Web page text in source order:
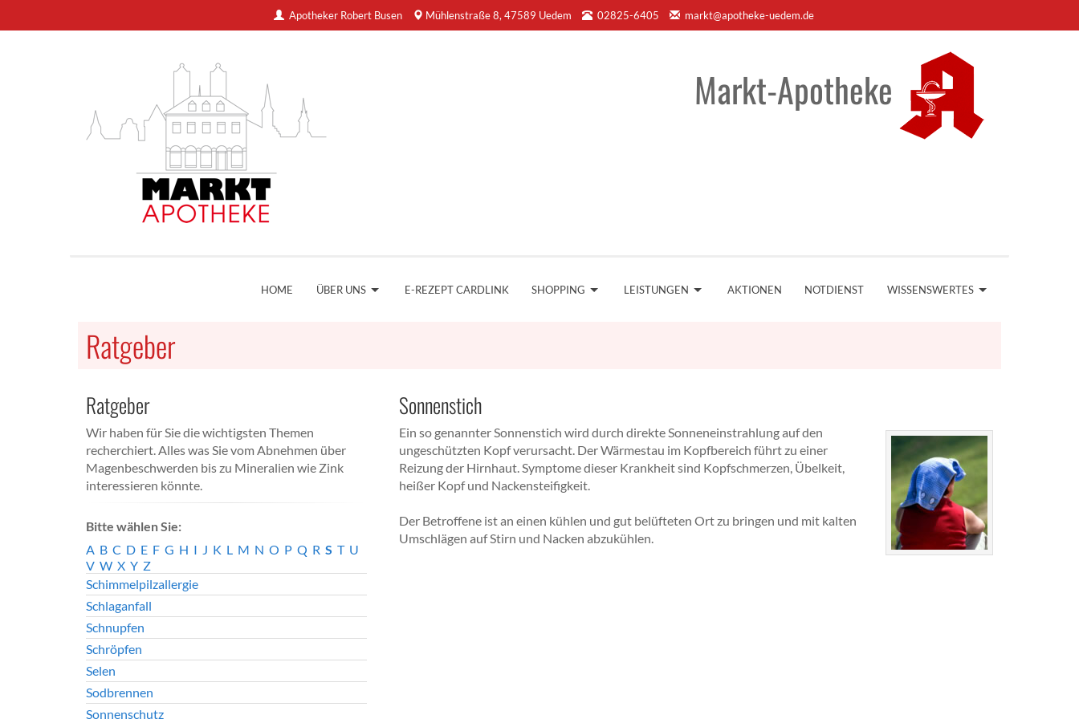
Apotheker Robert Busen Mühlenstraße 8, 47589 Uedem 02825-6405 markt@apotheke-uedem.de
Markt-Apotheke
HOME ÜBER UNS E-REZEPT CARDLINK SHOPPING LEISTUNGEN AKTIONEN NOTDIENST WISSENSWERTES
Ratgeber
Ratgeber
Wir haben für Sie die wichtigsten Themen
recherchiert. Alles was Sie vom Abnehmen über
Magenbeschwerden bis zu Mineralien wie Zink
interessieren könnte.
Bitte wählen Sie:
A B C D E F G H I J K L M N O P Q R S T U
V W X Y Z
Schimmelpilzallergie
Schlaganfall
Schnupfen
Schröpfen
Selen
Sodbrennen
Sonnenschutz
Sonnenstich
Ein so genannter Sonnenstich wird durch direkte Sonneneinstrahlung auf den
ungeschützten Kopf verursacht. Der Wärmestau im Kopfbereich führt zu einer
Reizung der Hirnhaut. Symptome dieser Krankheit sind Kopfschmerzen, Übelkeit,
heißer Kopf und Nackensteifigkeit.
Der Betroffene ist an einen kühlen und gut belüfteten Ort zu bringen und mit kalten
Umschlägen auf Stirn und Nacken abzukühlen.